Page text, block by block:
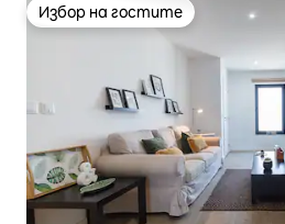
Избор на гостите
Избор на гостите